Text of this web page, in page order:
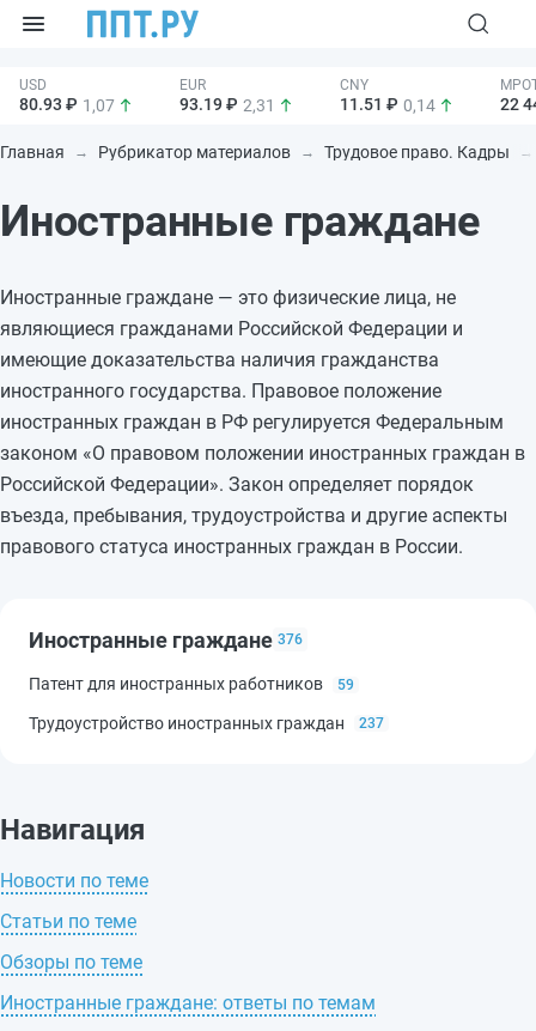
80.93 ₽ 1,07 93.19 ₽ 2,31 11.51 ₽ 0,14 22
Главная Рубрикатор материалов Трудовое право. Кадры
Иностранные граждане
Иностранные граждане — это физические лица, не
являющиеся гражданами Российской Федерации и
имеющие доказательства наличия гражданства
иностранного государства. Правовое положение
иностранных граждан в РФ регулируется Федеральным
законом «О правовом положении иностранных граждан в
Российской Федерации». Закон определяет порядок
въезда, пребывания, трудоустройства и другие аспекты
правового статуса иностранных граждан в России.
Иностранные граждане 376
Патент для иностранных работников 59
Трудоустройство иностранных граждан 237
Навигация
Новости по теме
Статьи по теме
Обзоры по теме
Иностранные граждане: ответы по темам